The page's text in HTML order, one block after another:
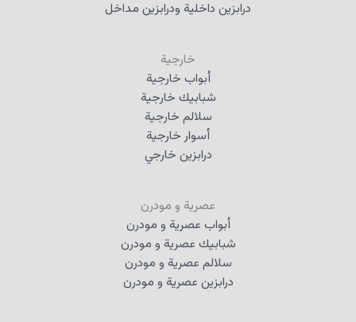
درابزين داخلية ودرابزين مداخل
خارجية
أبواب خارجية
شبابيك خارجية
سلالم خارجية
أسوار خارجية
درابزين خارجي
عصرية و مودرن
أبواب عصرية و مودرن
شبابيك عصرية و مودرن
سلالم عصرية و مودرن
درابزين عصرية و مودرن